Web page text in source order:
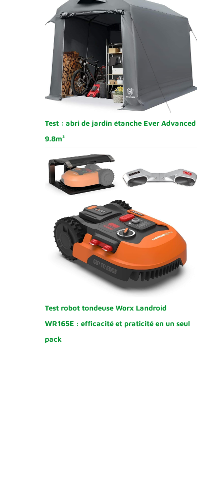
Test : abri de jardin étanche Ever Advanced
9.8m³
Test robot tondeuse Worx Landroid
WR165E : efficacité et praticité en un seul
pack